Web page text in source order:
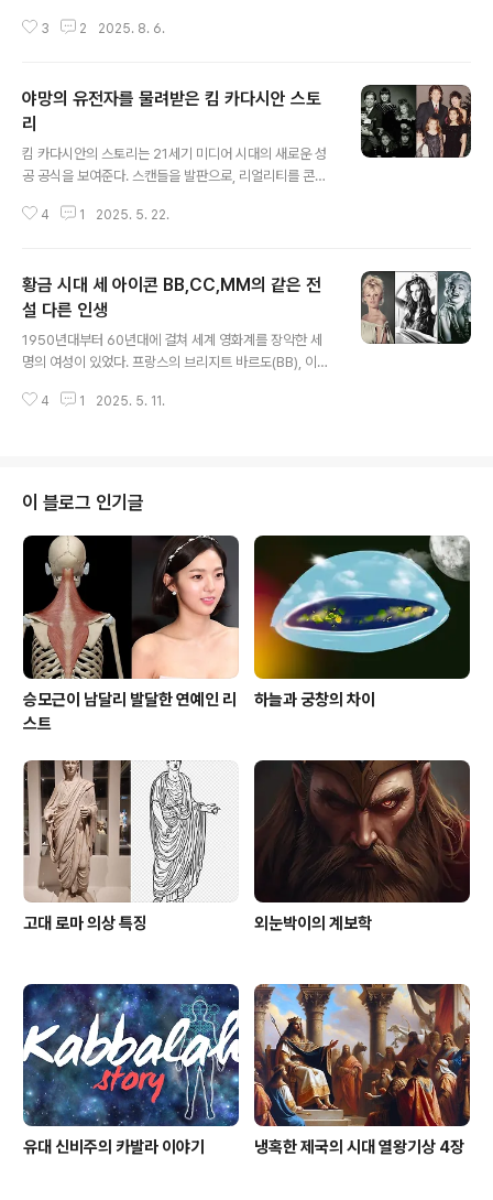
개인적으로 깊은 흥미를 느껴서 올려 봅니다. 1. 스웨덴의
이며 광물학자입니다. 18세기 후반 정량분석 화학의 기초
를 세운 인물입니다. 그는 용액 속 이온들이 어떻게 반응하
여 침전을 형성하는지를 실험을 통해 정량적으로 측정하고
분석했습니다. 베르크만은 17살에 웁살라 대학에 입학하
였습니다. 그의 아버지는 아들이 법학자나 신학자가 되길
원하였고 베르크만은 수학과 자연과학에 관심이 많았습니
3 2 2025. 8. 6.
야망의 유전자를 물려받은 킴 카다시안 스토
리
킴 카다시안의 스토리는 21세기 미디어 시대의 새로운 성
공 공식을 보여준다. 스캔들을 발판으로, 리얼리티를 콘텐
준을 바꾸고, 새로운 트렌드를 창조하며, 끊임없이 재발명
로 변호사가 된다면 이 또한 작은 혁명이 되지 않을까 한다.
📢 스폰서 링크1. 운명의 딸 야망의 유전자1980년 10월 2
1일, 베벌리 힐스에서 태어난 킴벌리 노엘 카다시안. 그녀
의 운명은 이미 DNA에 새겨져 있었을지 모른다. 아버지
로버트 카다시안은 O.J. 심슨 사건으로 일약 스타덤에 오
른 변호사였고, 어머니 크리스 제너는 모델 출신의 야심가
4 1 2025. 5. 22.
황금 시대 세 아이콘 BB,CC,MM의 같은 전
설 다른 인생
1950년대부터 60년대에 걸쳐 세계 영화계를 장악한 세
명의 여성이 있었다. 프랑스의 브리지트 바르도(BB), 이탈
린 먼로(MM). 이들은 각자의 나라를 대표하는 영화 아이
자유로운 매력의 상징 BB 브리지트 바르도 프랑스 영화계
의 '성적 혁명'을 이끈 브리지트 바르도는 1956년 영화 를
통해 전 세계적 스타로 떠올랐다. 그녀의 미모는 당시 서구
사회의 억압된 성 의식에 대한 도전이었다. 풍성한 금발 머
리, 볼륨감 있는 입술, 고양이를 연상시키는 눈매, 그리고
당당하게 드러낸 ..
4 1 2025. 5. 11.
이 블로그 인기글
승모근이 남달리 발달한 연예인 리
스트
하늘과 궁창의 차이
고대 로마 의상 특징 외눈박이의 계보학
유대 신비주의 카발라 이야기 냉혹한 제국의 시대 열왕기상 4장